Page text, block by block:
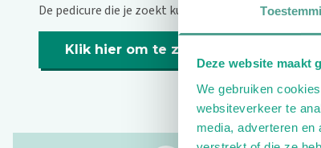
Deze website maakt
We gebruiken
websiteverkeer te
media, adverteren
De pedicure die je zoekt kunnen we niet vinden.
Klik hier om te zoeken naar een